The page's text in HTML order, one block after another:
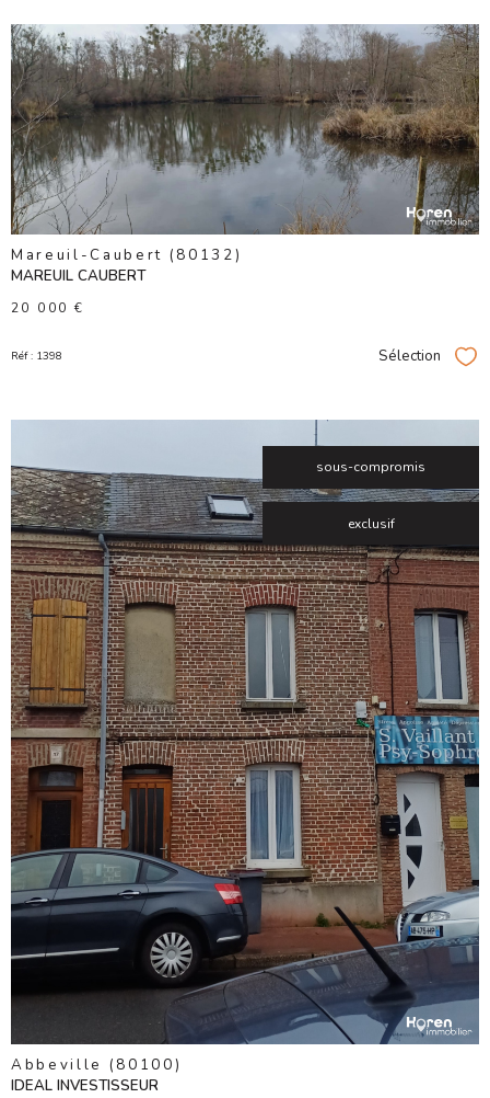
VOIR LE
BIEN
Mareuil-Caubert (80132)
MAREUIL CAUBERT
20 000 €
Réf : 1398 Sélection
sous-compromis
exclusif
VOIR LE
BIEN
Abbeville (80100)
IDEAL INVESTISSEUR